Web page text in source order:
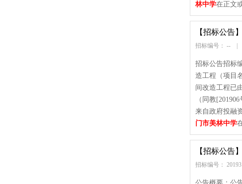
林中学在正文
【招标公告】
招标编号： --
招标公告招标
造工程（项目
间改造工程已
（同教
来自政府投融
门市美林中学
【招标公告】
招标编号：